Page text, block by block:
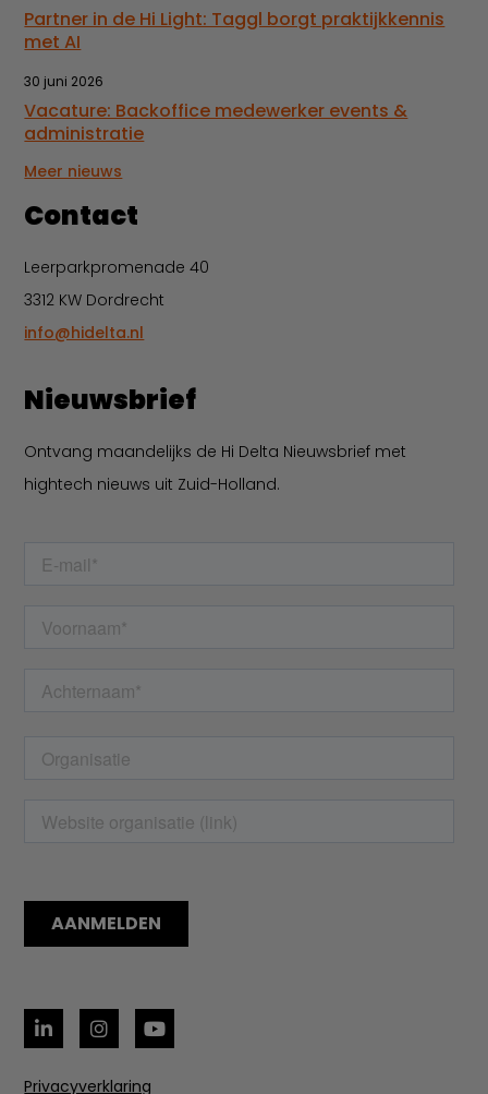
Partner in de Hi Light: Taggl borgt praktijkkennis
met AI
30 juni 2026
Vacature: Backoffice medewerker events &
administratie
Meer nieuws
Contact
Leerparkpromenade 40
3312 KW Dordrecht
info@hidelta.nl
Nieuwsbrief
Ontvang maandelijks de Hi Delta Nieuwsbrief met
hightech nieuws uit Zuid-Holland.
Privacyverklaring